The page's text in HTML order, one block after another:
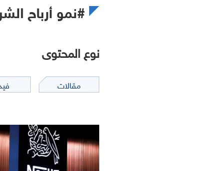
#نمو أرباح
نوع المحتوى
مقالات